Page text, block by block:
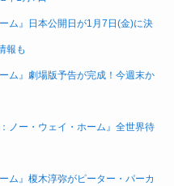
ム』日本公開日が1月7日(金)に決
報も
ム』劇場版予告が完成！今週末か
ノー・ウェイ・ホーム』全世界待
ム』榎木淳弥がピーター・パーカ